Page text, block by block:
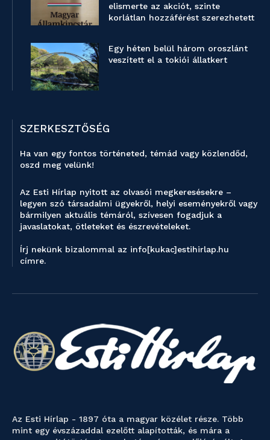
elismerte az akciót, szinte
korlátlan hozzáférést szerezhetett
Egy héten belül három oroszlánt
veszített el a tokiói állatkert
SZERKESZTŐSÉG
Ha van egy fontos történeted, témád vagy közlendőd,
oszd meg velünk!
Az Esti Hírlap nyitott az olvasói megkeresésekre –
legyen szó társadalmi ügyekről, helyi eseményekről vagy
bármilyen aktuális témáról, szívesen fogadjuk a
javaslatokat, ötleteket és észrevételeket.
Írj nekünk bizalommal az info[kukac]estihirlap.hu
címre.
Az Esti Hírlap - 1897 óta a magyar közélet része. Több
mint egy évszázaddal ezelőtt alapították, és mára a